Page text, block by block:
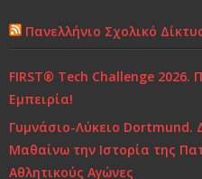
Χρόνια Πολλά...
Ελένη Γλύκατζη Αρβελέρ: Η
αντίδοτο στην κρίση και
Τι και πώς να μαθαίνουμε
Πανελλήνιο Σχολικό
FIRST® Tech Challenge
Εμπειρία!
Γυμνάσιο-Λύκειο Dortmund.
Μαθαίνω την Ιστορία της
Αθλητικούς Αγώνες